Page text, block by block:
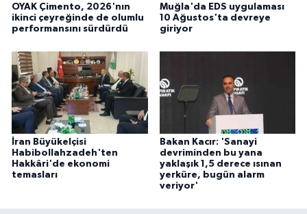
OYAK Çimento, 2026'nın
ikinci çeyreğinde de olumlu
performansını sürdürdü
Muğla'da EDS uygulaması
10 Ağustos'ta devreye
giriyor
İran Büyükelçisi
Habibollahzadeh'ten
Hakkâri'de ekonomi
temasları
Bakan Kacır: 'Sanayi
devriminden bu yana
yaklaşık 1,5 derece ısınan
yerküre, bugün alarm
veriyor'